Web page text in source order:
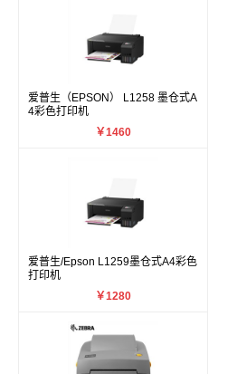
爱普生（EPSON） L1258 墨仓式A
4彩色打印机
￥1460
爱普生/Epson L1259墨仓式A4彩色
打印机
￥1280